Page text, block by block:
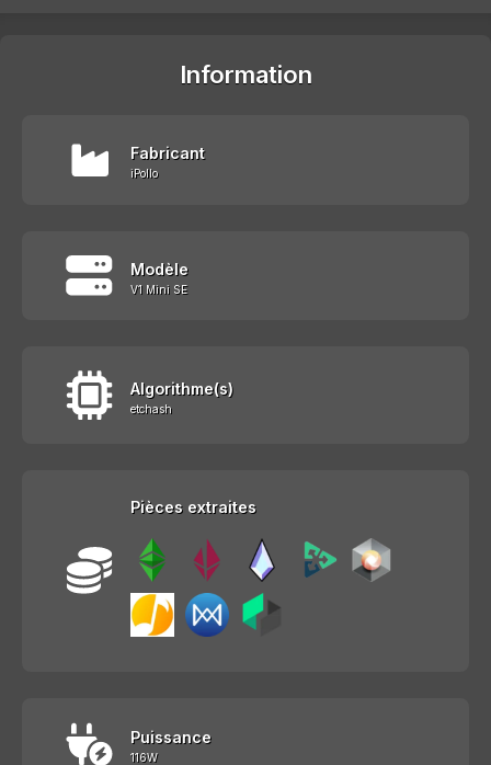
Information
Fabricant
iPollo
Modèle
V1 Mini SE
Algorithme(s)
etchash
Pièces extraites
Puissance
116W